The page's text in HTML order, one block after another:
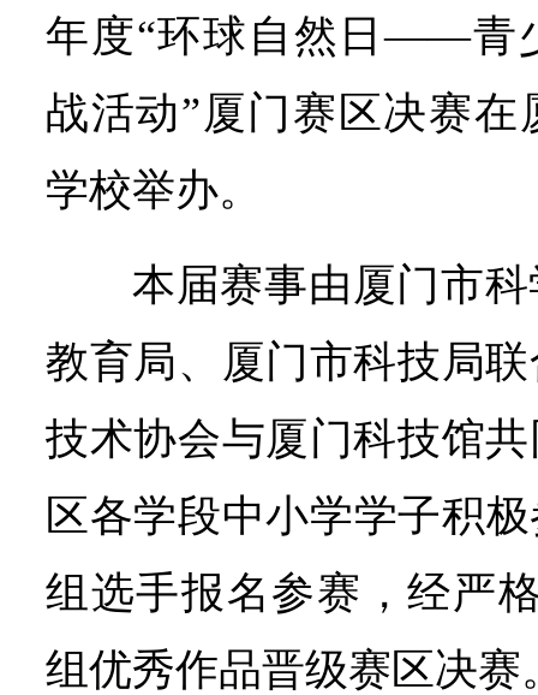
年度“环球自然日——青
战活动”厦门赛区决赛
学校举办。
本届赛事由厦门市
教育局、厦门市科技局
技术协会与厦门科技馆
区各学段中小学学子积
组选手报名参赛，经严
组优秀作品晋级赛区决赛